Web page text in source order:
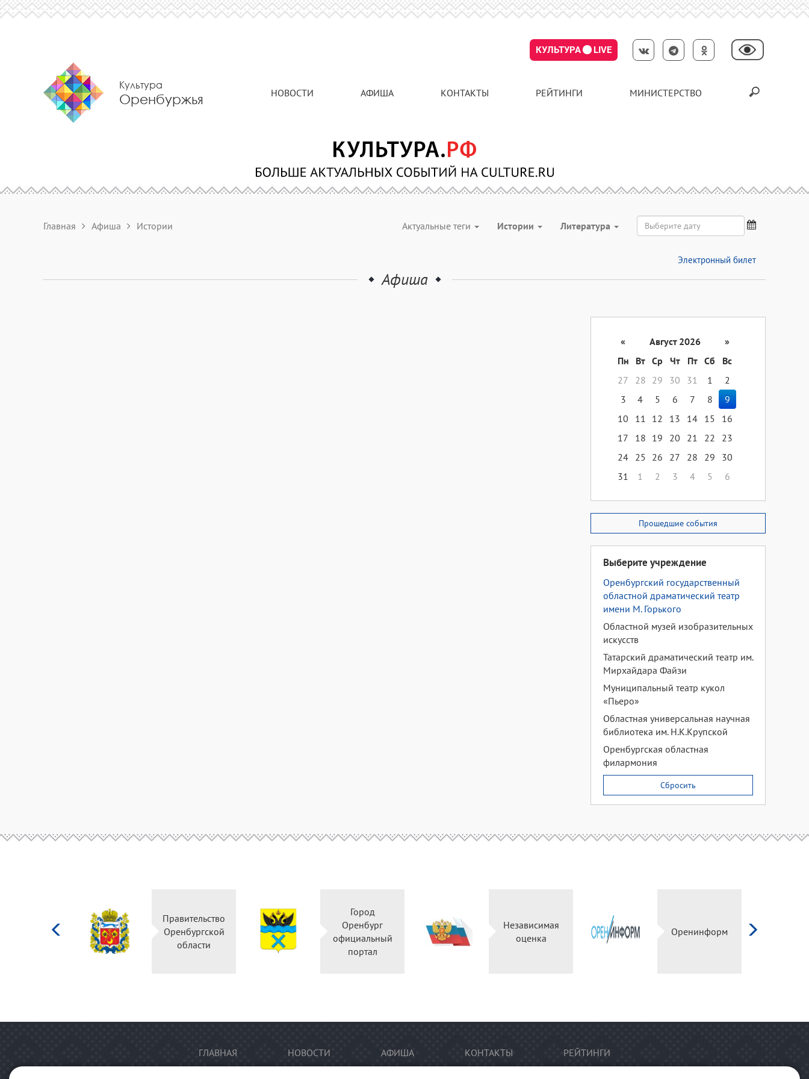
КУЛЬТУРА LIVE
Культура
Оренбуржья НОВОСТИ АФИША КОНТАКТЫ РЕЙТИНГИ МИНИСТЕРСТВО
Главная Афиша Истории Актуальные теги Истории Литература
Электронный билет
Афиша
« Август 2026
»
Пн
Вт Ср Чт Пт Сб
Вс
27
28 29 30 31 1
2
3
4 5 6 7 8
9
10
11 12 13 14 15
16
17
18 19 20 21 22
23
24 25 26 27 28 29
30
31
1 2 3 4 5 6
Прошедшие события
Выберите учреждение
Оренбургский государственный
областной драматический театр
имени М. Горького
Областной музей изобразительных
искусств
Татарский драматический театр им.
Мирхайдара Файзи
Муниципальный театр кукол
«Пьеро»
Областная универсальная научная
библиотека им. Н.К.Крупской
Оренбургская областная
филармония
Сбросить
Правительство
Оренбургской
области
Город
Оренбург
официальный
портал
Независимая
оценка
Оренинформ
ГЛАВНАЯ НОВОСТИ АФИША КОНТАКТЫ РЕЙТИНГИ